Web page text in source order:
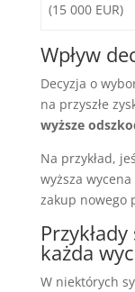
(15 000 EUR)
Wpływ
Decyzja o
na przyszłe
wyższe
Na przykład,
wyższa
zakup nowego
każda
W niektórych